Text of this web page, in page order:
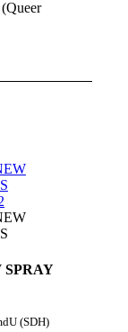
SPRAY
(SDH)